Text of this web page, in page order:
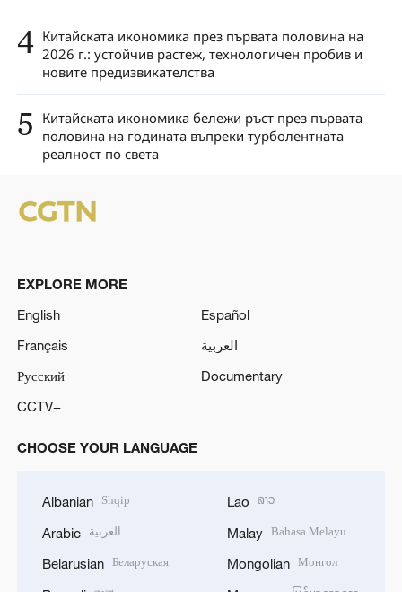
4 Китайската икономика през първата половина на
2026 г.: устойчив растеж, технологичен пробив и
новите предизвикателства
5 Китайската икономика бележи ръст през първата
половина на годината въпреки турболентната
реалност по света
EXPLORE MORE
English
Español
Français
العربية
Русский
Documentary
CCTV+
CHOOSE YOUR LANGUAGE
Albanian Shqip
Arabic العربية
Belarusian Беларуская
Lao ລາວ
Malay Bahasa Melayu
Mongolian Монгол